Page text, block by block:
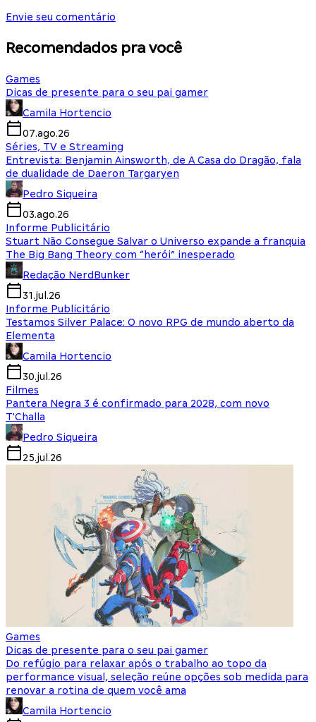
Envie seu comentário
Recomendados pra você
Games
Dicas de presente para o seu pai gamer
Camila Hortencio
07.ago.26
Séries, TV e Streaming
Entrevista: Benjamin Ainsworth, de A Casa do Dragão, fala
de dualidade de Daeron Targaryen
Pedro Siqueira
03.ago.26
Informe Publicitário
Stuart Não Consegue Salvar o Universo expande a franquia
The Big Bang Theory com “herói” inesperado
Redação NerdBunker
31.jul.26
Informe Publicitário
Testamos Silver Palace: O novo RPG de mundo aberto da
Elementa
Camila Hortencio
30.jul.26
Filmes
Pantera Negra 3 é confirmado para 2028, com novo
T'Challa
Pedro Siqueira
25.jul.26
Games
Dicas de presente para o seu pai gamer
Do refúgio para relaxar após o trabalho ao topo da
performance visual, seleção reúne opções sob medida para
renovar a rotina de quem você ama
Camila Hortencio